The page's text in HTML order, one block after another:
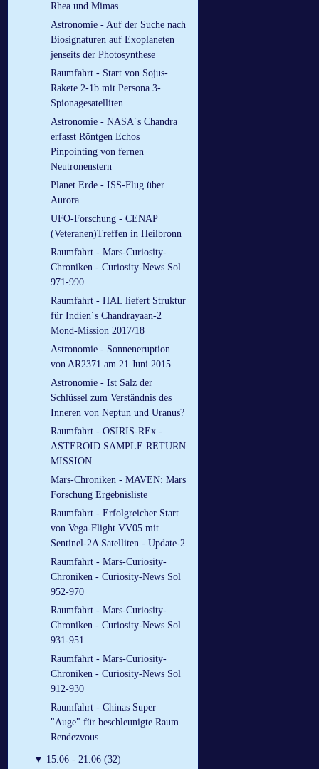
Rhea und Mimas
Astronomie - Auf der Suche nach
Biosignaturen auf Exoplaneten
jenseits der Photosynthese
Raumfahrt - Start von Sojus-
Rakete 2-1b mit Persona 3-
Spionagesatelliten
Astronomie - NASA´s Chandra
erfasst Röntgen Echos
Pinpointing von fernen
Neutronenstern
Planet Erde - ISS-Flug über
Aurora
UFO-Forschung - CENAP
(Veteranen)Treffen in Heilbronn
Raumfahrt - Mars-Curiosity-
Chroniken - Curiosity-News Sol
971-990
Raumfahrt - HAL liefert Struktur
für Indien´s Chandrayaan-2
Mond-Mission 2017/18
Astronomie - Sonneneruption
von AR2371 am 21.Juni 2015
Astronomie - Ist Salz der
Schlüssel zum Verständnis des
Inneren von Neptun und Uranus?
Raumfahrt - OSIRIS-REx -
ASTEROID SAMPLE RETURN
MISSION
Mars-Chroniken - MAVEN: Mars
Forschung Ergebnisliste
Raumfahrt - Erfolgreicher Start
von Vega-Flight VV05 mit
Sentinel-2A Satelliten - Update-2
Raumfahrt - Mars-Curiosity-
Chroniken - Curiosity-News Sol
952-970
Raumfahrt - Mars-Curiosity-
Chroniken - Curiosity-News Sol
931-951
Raumfahrt - Mars-Curiosity-
Chroniken - Curiosity-News Sol
912-930
Raumfahrt - Chinas Super
"Auge" für beschleunigte Raum
Rendezvous
▼ 15.06 - 21.06 (32)